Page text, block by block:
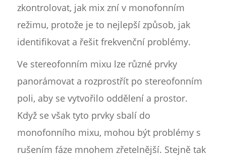
zkontrolovat, jak mix zní v monofonním
režimu, protože je to nejlepší způsob, jak
identifikovat a řešit frekvenční problémy.
Ve stereofonním mixu lze různé prvky
panorámovat a rozprostřít po stereofonním
poli, aby se vytvořilo oddělení a prostor.
Když se však tyto prvky sbalí do
monofonního mixu, mohou být problémy s
rušením fáze mnohem zřetelnější. Stejně tak